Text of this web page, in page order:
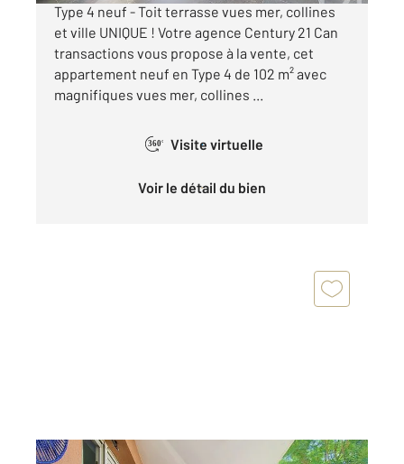
Type 4 neuf - Toit terrasse vues mer, collines
et ville UNIQUE ! Votre agence Century 21 Can
transactions vous propose à la vente, cet
appartement neuf en Type 4 de 102 m² avec
magnifiques vues mer, collines ...
360° Visite virtuelle
Voir le détail du bien